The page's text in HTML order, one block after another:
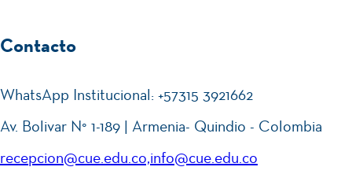
Contacto
WhatsApp Institucional: +57315 3921662
Av. Bolivar N° 1-189 | Armenia- Quindio - Colombia
recepcion@cue.edu.co,info@cue.edu.co